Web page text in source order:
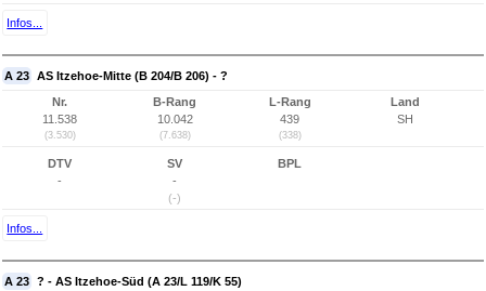
Infos...
A 23 AS Itzehoe-Mitte (B 204/B 206) - ?
Nr.
11.538
(3.530)
B-Rang
10.042
(7.638)
L-Rang
439
(338)
Land
SH
DTV
-
SV
-
(-)
BPL
Infos...
A 23 ? - AS Itzehoe-Süd (A 23/L 119/K 55)